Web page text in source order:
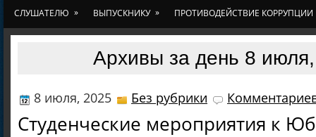
СЛУШАТЕЛЮ » ВЫПУСКНИКУ » ПРОТИВОДЕЙСТВИЕ КОРРУПЦИИ
Архивы за день 8
8 июля, 2025 Без рубрики
Студенческие мероприятия к